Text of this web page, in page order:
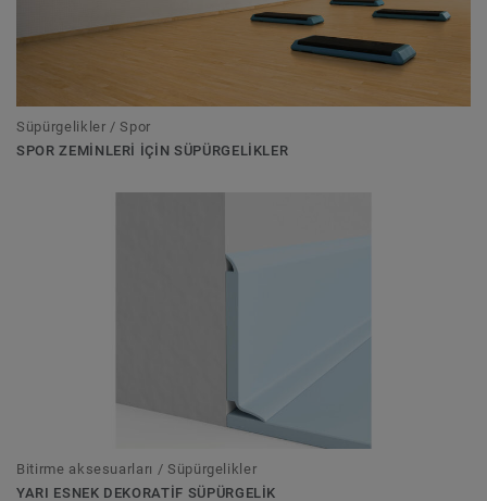
Süpürgelikler / Spor
SPOR ZEMINLERI IÇIN SÜPÜRGELIKLER
Bitirme aksesuarları / Süpürgelikler
YARI ESNEK DEKORATIF SÜPÜRGELIK